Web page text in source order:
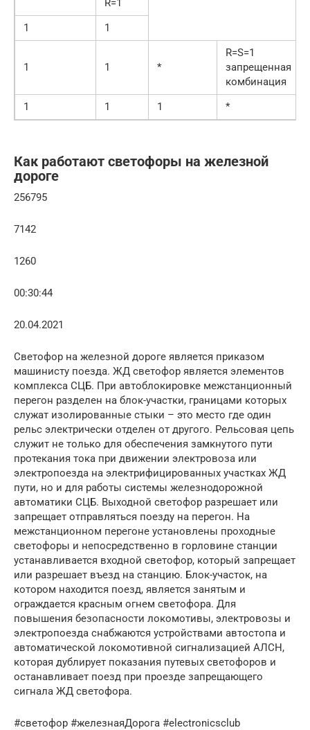
R=1
1
1
1 1 *
R=S=1
запрещенная
комбинация
1
1 1 *
Как работают светофоры на железной
дороге
256795
7142
1260
00:30:44
20.04.2021
Светофор на железной дороге является приказом
машинисту поезда. ЖД светофор является элементов
комплекса СЦБ. При автоблокировке межстанционный
перегон разделен на блок-участки, границами которых
служат изолированные стыки – это место где один
рельс электрически отделен от другого. Рельсовая цепь
служит не только для обеспечения замкнутого пути
протекания тока при движении электровоза или
электропоезда на электрифицированных участках ЖД
пути, но и для работы системы железнодорожной
автоматики СЦБ. Выходной светофор разрешает или
запрещает отправляться поезду на перегон. На
межстанционном перегоне установлены проходные
светофоры и непосредственно в горловине станции
устанавливается входной светофор, который запрещает
или разрешает въезд на станцию. Блок-участок, на
котором находится поезд, является занятым и
ограждается красным огнем светофора. Для
повышения безопасности локомотивы, электровозы и
электропоезда снабжаются устройствами автостопа и
автоматической локомотивной сигнализацией АЛСН,
которая дублирует показания путевых светофоров и
останавливает поезд при проезде запрещающего
сигнала ЖД светофора.
#светофор #железнаяДорога #electronicsclub